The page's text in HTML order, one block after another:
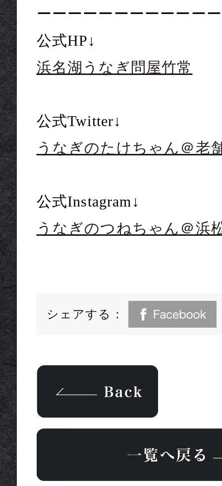
ーーーーーーーーーーー
公式HP↓
浜名湖うなぎ問屋竹常
公式Twitter↓
うなぎのたけちゃん＠老
公式Instagram↓
うなぎのつねちゃん＠浜
シェアする：